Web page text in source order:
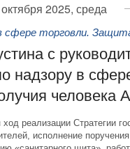
2025, среда
сфере торговли.
с
надзору в
человека
реализации Стратегии
исполнение